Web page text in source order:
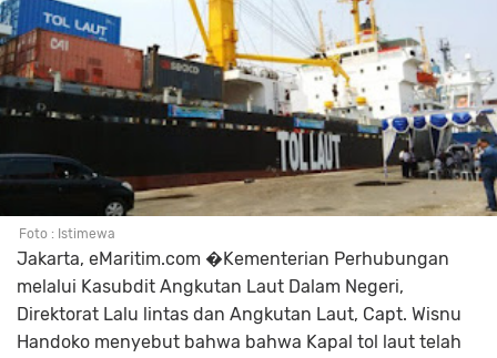
Foto : Istimewa
Jakarta, eMaritim.com �Kementerian Perhubungan
melalui Kasubdit Angkutan Laut Dalam Negeri,
Direktorat Lalu lintas dan Angkutan Laut, Capt. Wisnu
Handoko menyebut bahwa bahwa Kapal tol laut telah